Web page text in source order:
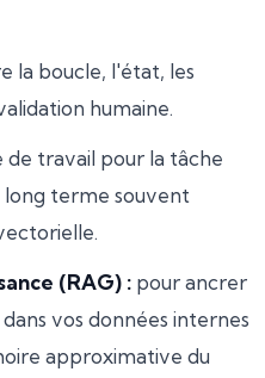
la boucle, l'état, les
humaine.
de travail pour la tâche
long terme souvent
(RAG) : pour ancrer
vos données internes
approximative du